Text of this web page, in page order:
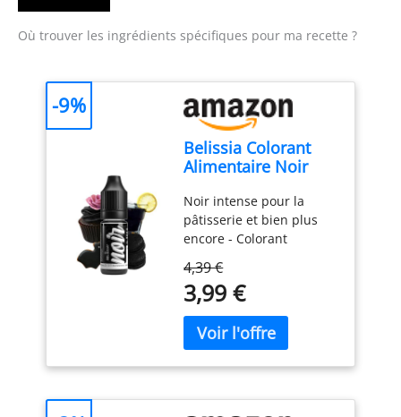
Où trouver les ingrédients spécifiques pour ma recette ?
Belissia Colorant
Alimentaire Noir
Cuisine et Pâtisserie
Noir intense pour la
pâtisserie et bien plus
encore - Colorant
dans un flacon pratique
de 10 ml - idéal pour le
fondant, les gâteaux, la
pâte à biscuits, le
glaçage, les macarons ou
le chocolat. Liquide et
4,39 €
3,99 €
-9%